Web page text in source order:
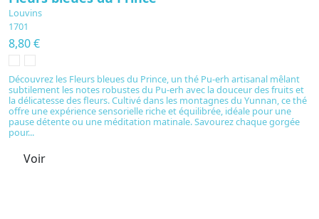
Louvins
1701
8,80 €
Découvrez les Fleurs bleues du Prince, un thé Pu-erh artisanal mêlant
subtilement les notes robustes du Pu-erh avec la douceur des fruits et
la délicatesse des fleurs. Cultivé dans les montagnes du Yunnan, ce thé
offre une expérience sensorielle riche et équilibrée, idéale pour une
pause détente ou une méditation matinale. Savourez chaque gorgée
pour...
Voir